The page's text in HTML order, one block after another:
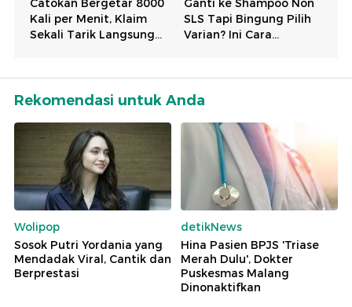
Rekomendasi untuk Anda
Wolipop
Sosok Putri Yordania yang
Mendadak Viral, Cantik dan
Berprestasi
detikNews
Hina Pasien BPJS 'Triase
Merah Dulu', Dokter
Puskesmas Malang
Dinonaktifkan